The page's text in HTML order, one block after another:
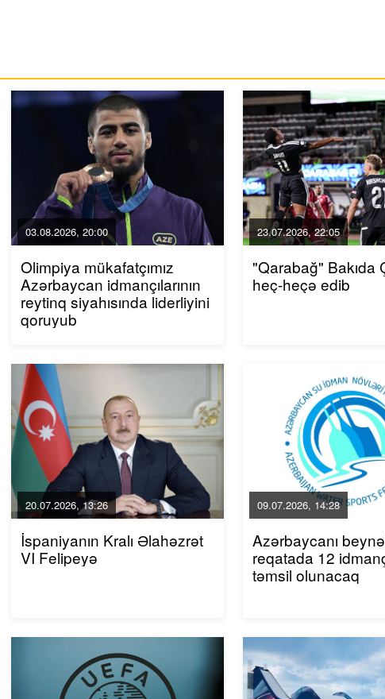
03.08.2026, 20:00
Olimpiya mükafatçımız
Azərbaycan idmançılarının
reytinq siyahısında liderliyini
qoruyub
23.07.2026, 22:05
"Qarabağ" Bakıda
heç-heçə edib
20.07.2026, 13:26
İspaniyanın Kralı Əlahəzrət
VI Felipeyə
09.07.2026, 14:28
Azərbaycanı
reqatada 12
təmsil olunacaq